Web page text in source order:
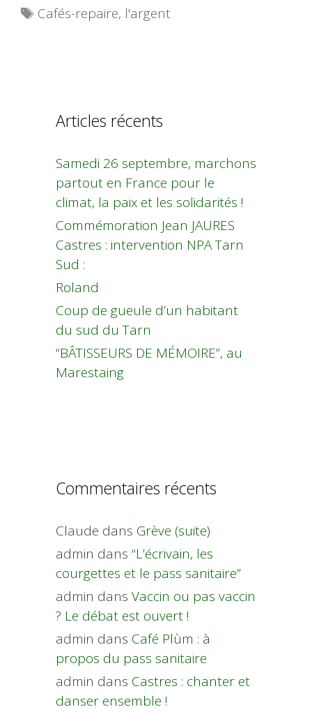
Étiquettes
Cafés-repaire, l'argent
Articles récents
Samedi 26 septembre, marchons
partout en France pour le
climat, la paix et les solidarités !
Commémoration Jean JAURES
Castres : intervention NPA Tarn
Sud :
Roland
Coup de gueule d’un habitant
du sud du Tarn
“BÂTISSEURS DE MÉMOIRE”, au
Marestaing
Commentaires récents
Claude dans Grève (suite)
admin dans “L’écrivain, les
courgettes et le pass sanitaire”
admin dans Vaccin ou pas vaccin
? Le débat est ouvert !
admin dans Café Plùm : à
propos du pass sanitaire
admin dans Castres : chanter et
danser ensemble !